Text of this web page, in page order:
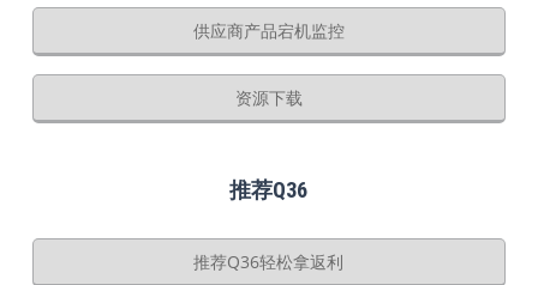
供应商产品宕机监控
资源下载
推荐Q36
推荐Q36轻松拿返利